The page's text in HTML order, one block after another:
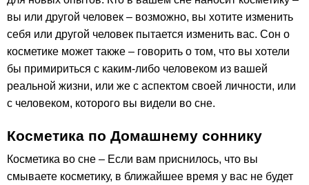
вы или другой человек – возможно, вы хотите изменить
себя или другой человек пытается изменить вас. Сон о
косметике может также – говорить о том, что вы хотели
бы примириться с каким-либо человеком из вашей
реальной жизни, или же с аспектом своей личности, или
с человеком, которого вы видели во сне.
Косметика по Домашнему соннику
Косметика во сне – Если вам приснилось, что вы
смываете косметику, в ближайшее время у вас не будет